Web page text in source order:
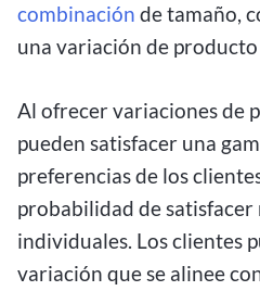
combinación de tamaño,
una variación de producto
Al ofrecer variaciones de
pueden satisfacer una
preferencias de los
probabilidad de satisfacer
individuales. Los clientes
variación que se alinee